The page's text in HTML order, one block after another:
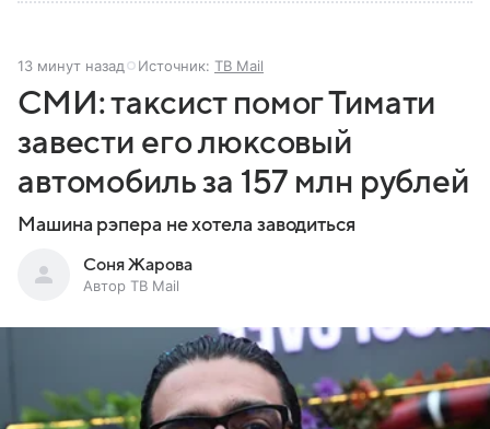
13 минут назад Источник: ТВ Mail
СМИ: таксист помог Тимати
завести его люксовый
автомобиль за 157 млн рублей
Машина рэпера не хотела заводиться
Соня Жарова
Автор ТВ Mail